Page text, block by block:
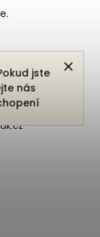
jste
nás
vyhrazena.